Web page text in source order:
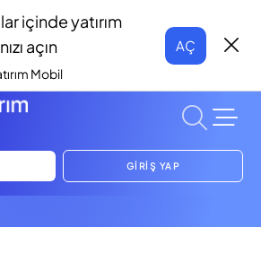
içinde yatırım
açın
Mobil
AÇ
GİRİŞ YAP